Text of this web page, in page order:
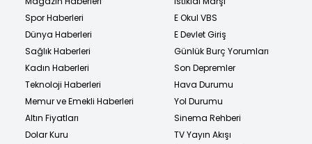
Spor Haberleri
Dünya Haberleri
Sağlık Haberleri
Kadın Haberleri
Teknoloji Haberleri
Memur ve Emekli Haberleri
Altın Fiyatları
Dolar Kuru
E Okul VBS
E Devlet Giriş
Günlük Burç Yorumları
Son Depremler
Hava Durumu
Yol Durumu
Sinema Rehberi
TV Yayın Akışı